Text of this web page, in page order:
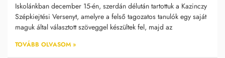
Iskolánkban december 15-én, szerdán délután tartottuk a Kazinczy
Szépkiejtési Versenyt, amelyre a felső tagozatos tanulók egy saját
maguk által választott szöveggel készültek fel, majd az
TOVÁBB OLVASOM »